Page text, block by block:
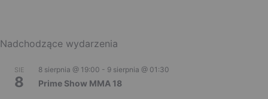
Nadchodzące wydarzenia
SIE
8
8 sierpnia @ 19:00 - 9 sierpnia @ 01:30
Prime Show MMA 18